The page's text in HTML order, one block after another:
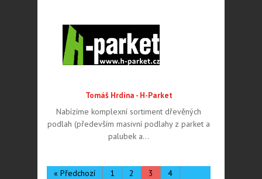
Tomáš Hrdina - H-Parket
Nabízíme komplexní sortiment dřevěných
podlah (především masivní podlahy z parket a
palubek a…
« Předchozí 1 2 3
4